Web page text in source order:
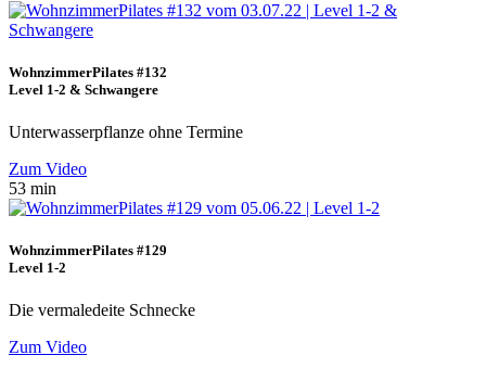
WohnzimmerPilates #132
Level 1-2 & Schwangere
Unterwasserpflanze ohne Termine
Zum Video
53 min
WohnzimmerPilates #129
Level 1-2
Die vermaledeite Schnecke
Zum Video